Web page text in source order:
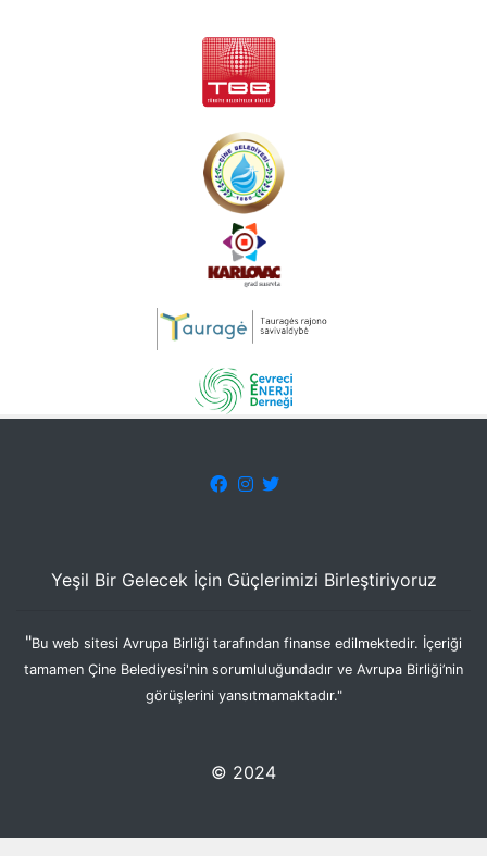
Yeşil Bir Gelecek İçin Güçlerimizi Birleştiriyoruz
"Bu web sitesi Avrupa Birliği tarafından finanse edilmektedir. İçeriği
tamamen Çine Belediyesi'nin sorumluluğundadır ve Avrupa Birliği’nin
görüşlerini yansıtmamaktadır."
© 2024